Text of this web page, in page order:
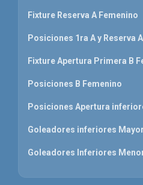
Fixture Reserva A Femenino
Posiciones 1ra A y Reserva
Fixture Apertura Primera B
Posiciones B Femenino
Posiciones Apertura
Goleadores inferiores
Goleadores Inferiores